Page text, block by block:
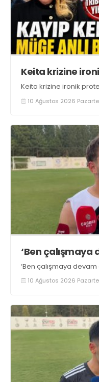
Keita krizine
Keita krizine ironik
10 Ağustos 2026
‘Ben çalışmaya
‘Ben çalışmaya
10 Ağustos 2026